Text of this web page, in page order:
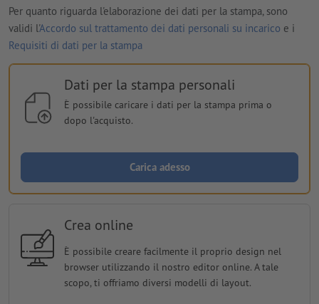
Per quanto riguarda l'elaborazione dei dati per la stampa, sono
validi l'Accordo sul trattamento dei dati personali su incarico e i
Requisiti di dati per la stampa
Dati per la stampa personali
È possibile caricare i dati per la stampa prima o
dopo l'acquisto.
Carica adesso
Crea online
È possibile creare facilmente il proprio design nel
browser utilizzando il nostro editor online. A tale
scopo, ti offriamo diversi modelli di layout.